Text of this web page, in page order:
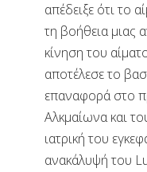
απέδειξε ότι το
τη βοήθεια μιας
κίνηση του
αποτέλεσε το
επαναφορά στο
Αλκμαίωνα και
ιατρική του
ανακάλυψή του